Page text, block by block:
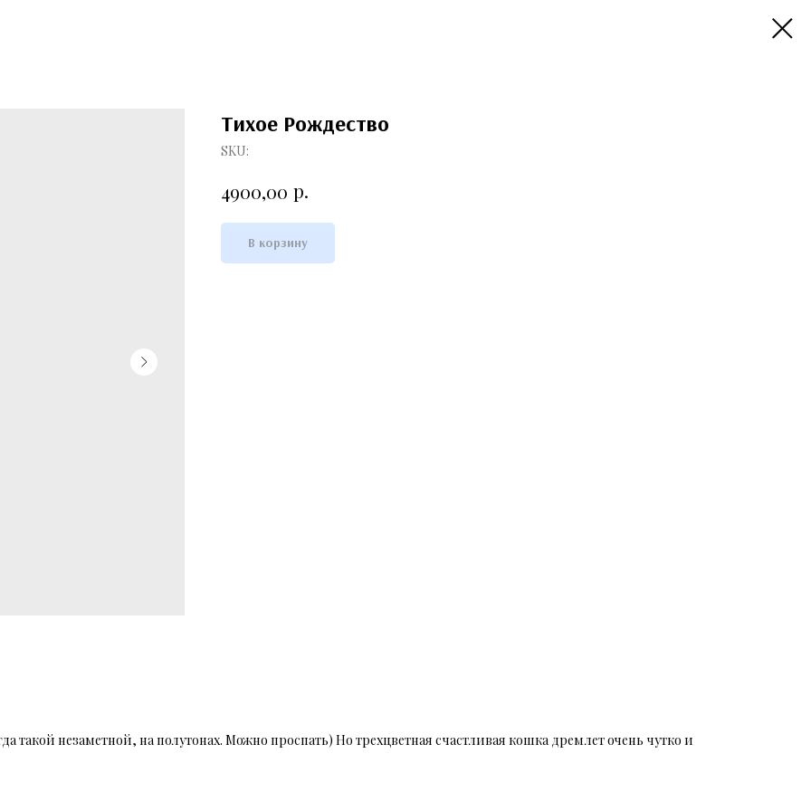
Тихое Рождество
SKU:
4900,00 р.
В корзину
такой незаметной, на полутонах. Можно проспать) Но трехцветная счастливая кошка дремлет очень чутко и